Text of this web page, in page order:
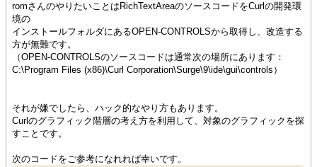
romさんのやりたいことはRichTextAreaのソースコードをCurlの開発環
境の
インストールフォルダにあるOPEN-CONTROLSから取得し、改造する
方が無難です。
（OPEN-CONTROLSのソースコードは通常次の場所にあります：
C:\Program Files (x86)\Curl Corporation\Surge\9\ide\gui\controls）
それが嫌でしたら、ハック的なやり方もあります。
Curlのグラフィック階層の考え方を利用して、対象のグラフィックを探
すことです。
次のコードをご参考になれれば幸いです。